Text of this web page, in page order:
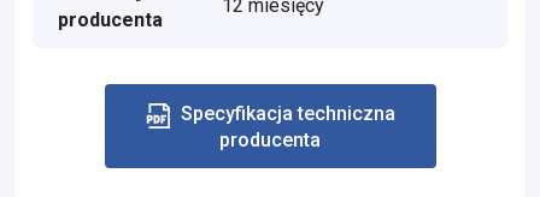
producenta
12 miesięcy
Specyfikacja techniczna
producenta